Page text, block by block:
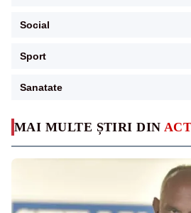
MAI MULTE ȘTIRI DIN
Social
Sport
Sanatate